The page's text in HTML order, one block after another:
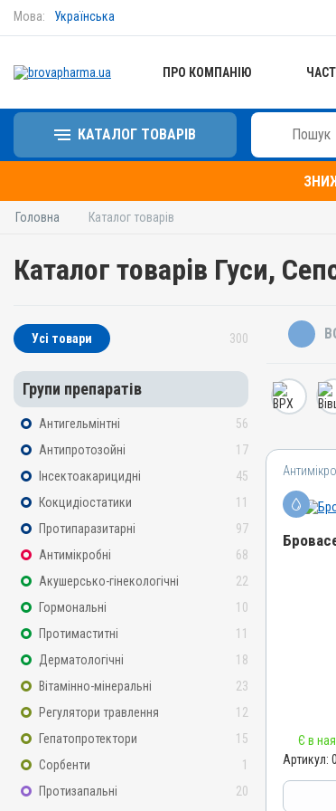
Мова: Українська
ПРО КОМПАНІЮ
КАТАЛОГ ТОВАРІВ
Головна Каталог товарів
Каталог товарів Гуси,
Усі товари 300
Групи препаратів
Антигельмінтні
56
Антипротозойні
17
Інсектоакарицидні
45
Кокцидіостатики
11
Протипаразитарні
97
Антимікробні
68
Акушерсько-гінекологічні
22
Гормональні
10
Протимаститні
11
Дерматологічні
18
Вітамінно-мінеральні
23
Регулятори травлення
12
Гепатопротектори
15
Сорбенти
1
Протизапальні
20
AB-00945-
Є в
Артикул: